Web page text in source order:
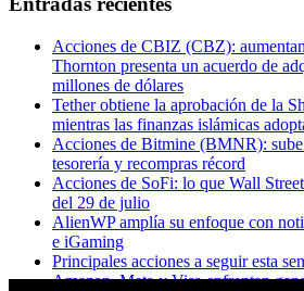
Acciones de CBIZ (CBZ):
Thornton presenta un acuerdo de
millones de dólares
Tether obtiene la aprobación de la
mientras las finanzas islámicas
Acciones de Bitmine (BMNR):
tesorería y recompras récord
Acciones de SoFi: lo que Wall
del 29 de julio
AlienWP amplía su enfoque con
e iGaming
Principales acciones a seguir esta
Amazon, Meta y Visa enfrentan